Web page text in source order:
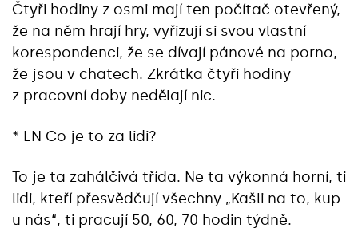
Čtyři hodiny z osmi mají ten počítač otevřený,
že na něm hrají hry, vyřizují si svou vlastní
korespondenci, že se dívají pánové na porno,
že jsou v chatech. Zkrátka čtyři hodiny
z pracovní doby nedělají nic.
* LN Co je to za lidi?
To je ta zahálčivá třída. Ne ta výkonná horní, ti
lidi, kteří přesvědčují všechny „Kašli na to, kup
u nás“, ti pracují 50, 60, 70 hodin týdně.